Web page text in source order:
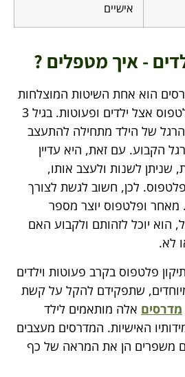
אישיים
- איך מטפלים ?
הוא אחת השיטות המוצלחות
ביותר על מנת לתקן פלטפוס אצל ילדים ופעוטות. בגיל 3
הרגל של הילד מתחילה להתעצב
הקבוע. עם זאת, היא עדיין
שניתן לשנות ולעצב אותו,
לכן, חשוב לגשת לצורך
מאחר ופלטפוס יוצר מספר
הוא יוכל לזהותם ולקבוע האם
לא.
פלטפוס בקרב פעוטות וילדים
שתפקידם להקל על קשת
אלה מותאמים לילד
האישיות. המדרסים מעצבים
משפרים הן את המראה של כף